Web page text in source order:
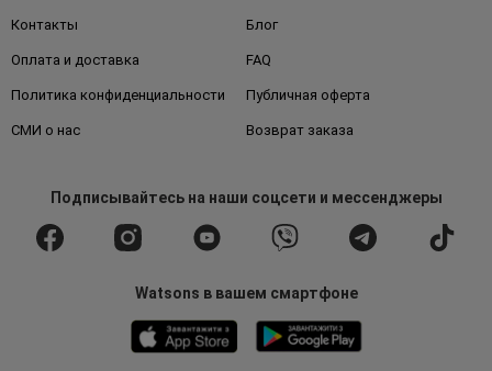
Контакты Блог
Оплата и доставка FAQ
Политика конфиденциальности Публичная оферта
СМИ о нас Возврат заказа
Подписывайтесьна наши соцсети и мессенджеры
Watsons в вашем смартфоне